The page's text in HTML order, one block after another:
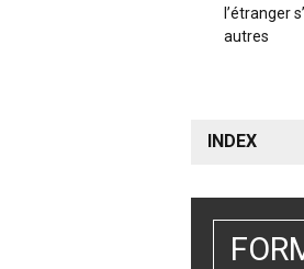
l’étranger
autres
INDEX